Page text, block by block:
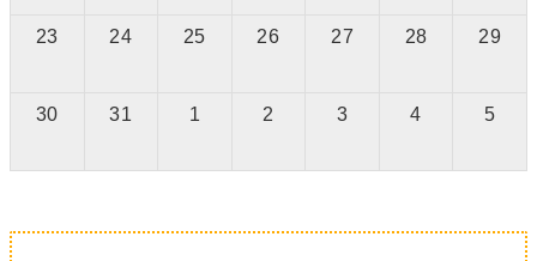
23 24 25 26 27 28 29
30 31 1 2 3 4 5